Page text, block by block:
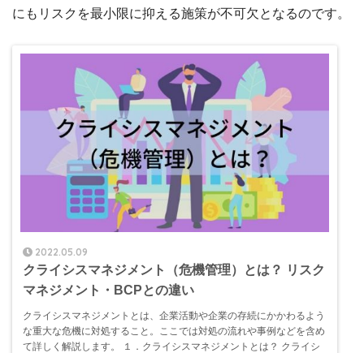
にもリスクを最小限に抑える施策が不可欠となるのです。
2022.05.09
クライシスマネジメント（危機管理）とは？ リスク
マネジメント・BCPとの違い
クライシスマネジメントとは、企業活動や企業の存続にかかわるよう
な重大な危機に対処すること。ここでは対処の流れや事例などを含め
て詳しく解説します。 １．クライシスマネジメントとは？ クライシ